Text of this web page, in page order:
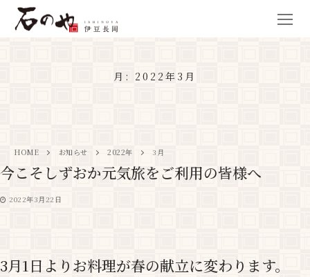
月: 2022年3月
HOME お知らせ 2022年 3月
今こそしずおか元気旅をご利用の皆様へ
2022年3月22日
3月1日よりお料理が春の献立に変わります。